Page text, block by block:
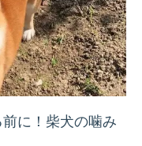
前に！柴犬の噛み